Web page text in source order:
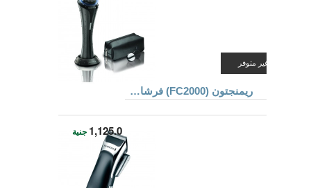
غير متوفر
ريمنجتون (FC2000) فرشاة تنظيف الوجه القابلة للشحن و مخصصة للرجال فقط
1,125.0 جنية